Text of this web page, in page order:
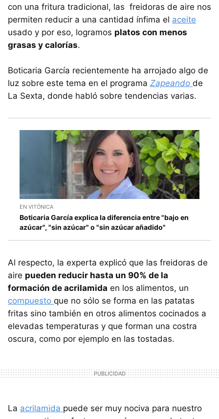
con una fritura tradicional, las freidoras de aire nos
permiten reducir a una cantidad ínfima el aceite
usado y por eso, logramos platos con menos
grasas y calorías.
Boticaria García recientemente ha arrojado algo de
luz sobre este tema en el programa Zapeando de
La Sexta, donde habló sobre tendencias varias.
EN VITÓNICA
Boticaria García explica la diferencia entre "bajo en
azúcar", "sin azúcar" o "sin azúcar añadido"
Al respecto, la experta explicó que las freidoras de
aire pueden reducir hasta un 90% de la
formación de acrilamida en los alimentos, un
compuesto que no sólo se forma en las patatas
fritas sino también en otros alimentos cocinados a
elevadas temperaturas y que forman una costra
oscura, como por ejemplo en las tostadas.
La acrilamida puede ser muy nociva para nuestro